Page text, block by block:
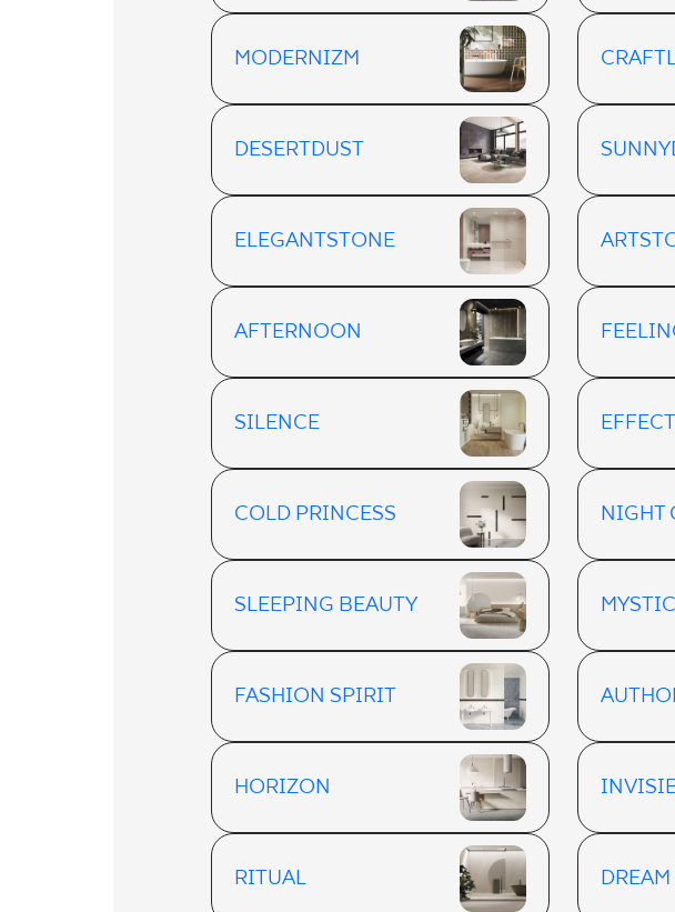
MODERNIZM
DESERTDUST
ELEGANTSTONE
AFTERNOON
SILENCE EFFECT
COLD PRINCESS NIGHT
SLEEPING BEAUTY
FASHION SPIRIT
HORIZON
RITUAL DREAM